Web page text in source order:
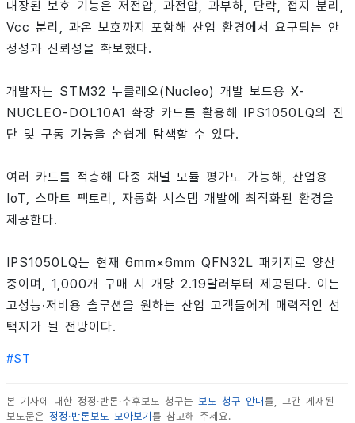
내장된 보호 기능은 저전압, 과전압, 과부하, 단락, 접지 분리,
Vcc 분리, 과온 보호까지 포함해 산업 환경에서 요구되는 안
정성과 신뢰성을 확보했다.
개발자는 STM32 누클레오(Nucleo) 개발 보드용 X-
NUCLEO-DOL10A1 확장 카드를 활용해 IPS1050LQ의 진
단 및 구동 기능을 손쉽게 탐색할 수 있다.
여러 카드를 적층해 다중 채널 모듈 평가도 가능해, 산업용
IoT, 스마트 팩토리, 자동화 시스템 개발에 최적화된 환경을
제공한다.
IPS1050LQ는 현재 6mm×6mm QFN32L 패키지로 양산
중이며, 1,000개 구매 시 개당 2.19달러부터 제공된다. 이는
고성능·저비용 솔루션을 원하는 산업 고객들에게 매력적인 선
택지가 될 전망이다.
#ST
본 기사에 대한 정정·반론·추후보도 청구는 보도 청구 안내 를, 그간 게재된
보도문은 정정·반론보도 모아보기 를 참고해 주세요.